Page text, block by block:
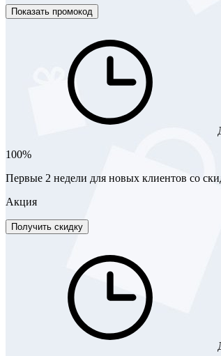
Показать промокод
100%
Первые 2 недели для новых клиентов со
Акция
Получить скидку